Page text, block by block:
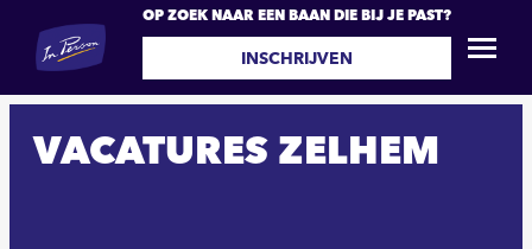
OP ZOEK NAAR EEN BAAN DIE BIJ JE PAST?
INSCHRIJVEN
VACATURES ZELHEM